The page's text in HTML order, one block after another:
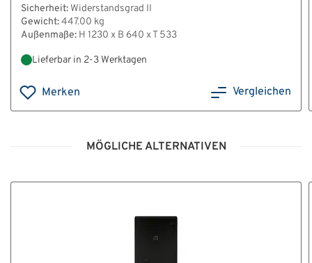
Sicherheit: Widerstandsgrad II
Gewicht:447.00 kg
Außenmaße: H 1230 x B 640 x T 533
Lieferbar in 2-3 Werktagen
Merken Vergleichen
MÖGLICHE ALTERNATIVEN